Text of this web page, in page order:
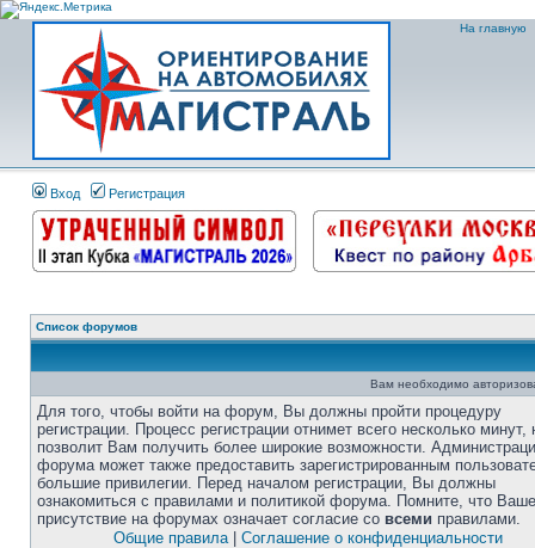
На главную
Вход Регистрация
Список форумов
Вам необходимо
Для того, чтобы войти на форум, Вы должны пройти процедуру
регистрации. Процесс регистрации отнимет всего несколько минут,
позволит Вам получить более широкие возможности.
форума может также предоставить зарегистрированным
большие привилегии. Перед началом регистрации, Вы должны
ознакомиться с правилами и политикой форума. Помните, что Ваше
присутствие на форумах означает согласие со всеми правилами.
Общие правила| Соглашение о конфиденциальности